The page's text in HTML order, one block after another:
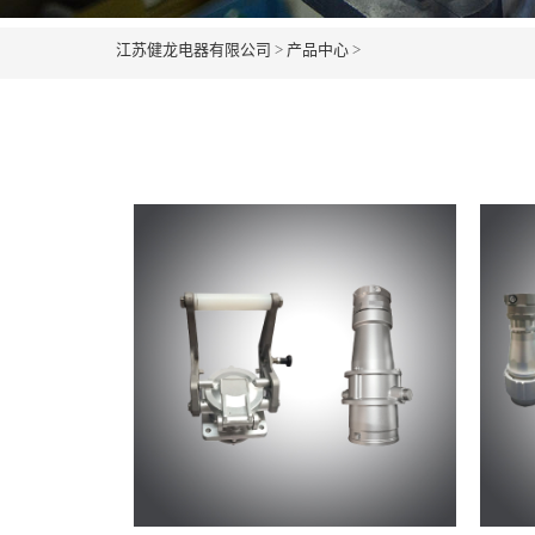
江苏健龙电器有限公司 > 产品中心 >